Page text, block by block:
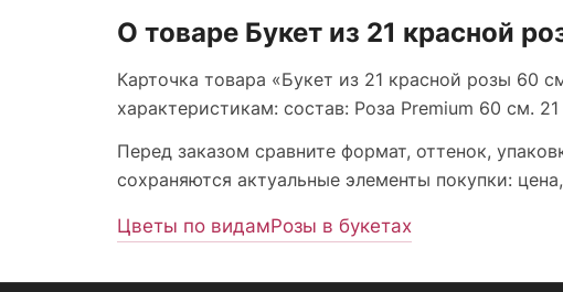
О товаре Букет из 21 красной
Карточка товара «Букет из 21 красной розы 60
характеристикам: состав: Роза Premium 60 см.
Перед заказом сравните формат, оттенок,
сохраняются актуальные элементы покупки:
Цветы по видамРозы в букетах